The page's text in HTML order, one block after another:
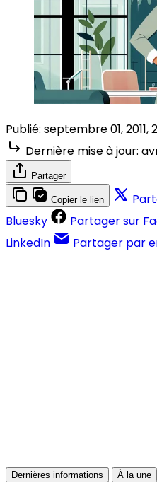
Publié: septembre 01, 2011,
Dernière mise à jour:
Partager
Copier le lien
Bluesky
Partager sur
LinkedIn
Partager par
Dernières informations À la une